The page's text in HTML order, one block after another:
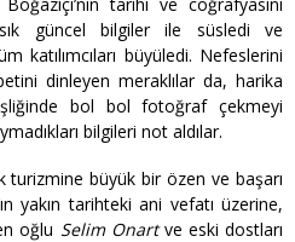
sık güncel bilgiler ile süsledi ve
katılımcıları büyüledi. Nefeslerini
dinleyen meraklılar da, harika
bol bol fotoğraf çekmeyi
bilgileri not aldılar.
turizmine büyük bir özen ve başarı
yakın tarihteki ani vefatı üzerine,
oğlu Selim Onartve eski dostları